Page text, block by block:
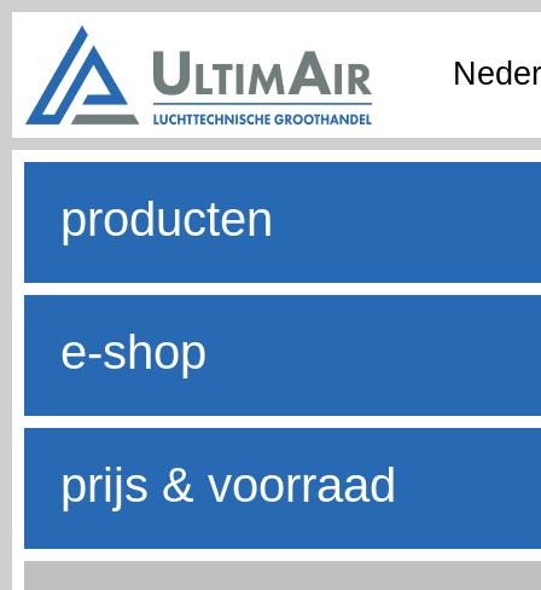
producten
e-shop
prijs & voorraad